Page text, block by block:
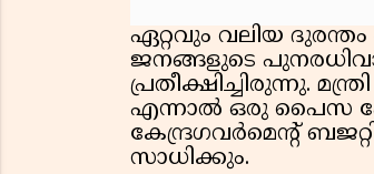
ഏറ്റവും വലിയ
ജനങ്ങളുടെ
പ്രതീക്ഷിച്ചിരുന്നു.
എന്നാൽ ഒരു പൈസ
കേന്ദ്രഗവർമെൻ്റ്
സാധിക്കും.